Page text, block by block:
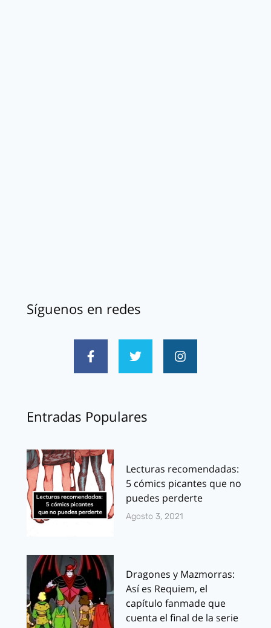
Síguenos en redes
Entradas Populares
Lecturas recomendadas:
5 cómics picantes que no
puedes perderte
Agosto 3, 2021
Dragones y Mazmorras:
Así es Requiem, el
capítulo fanmade que
cuenta el final de la serie